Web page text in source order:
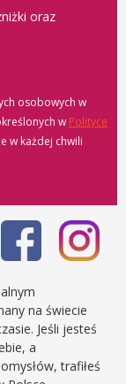
oraz
osobowych w
w Polityce
na świecie
Jeśli jesteś
a
trafiłeś